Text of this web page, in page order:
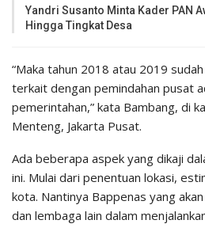
Yandri Susanto Minta Kader PAN
Hingga Tingkat Desa
“Maka tahun 2018 atau 2019
terkait dengan pemindahan pusat
pemerintahan,” kata Bambang, di
Menteng, Jakarta Pusat.
Ada beberapa aspek yang dikaji
ini. Mulai dari penentuan lokasi,
kota. Nantinya Bappenas yang
dan lembaga lain dalam